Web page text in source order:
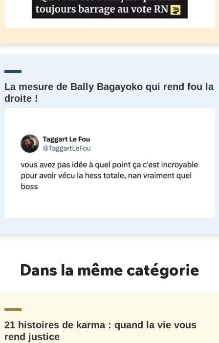
La mesure de Bally Bagayoko qui rend fou la
droite !
Dans la même catégorie
21 histoires de karma : quand la vie vous
rend justice